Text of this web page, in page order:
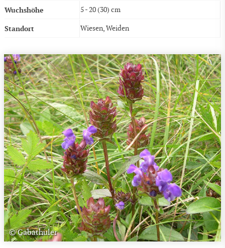
Wuchshöhe 5 - 20 (30) cm
Standort Wiesen, Weiden
© Gabathuler